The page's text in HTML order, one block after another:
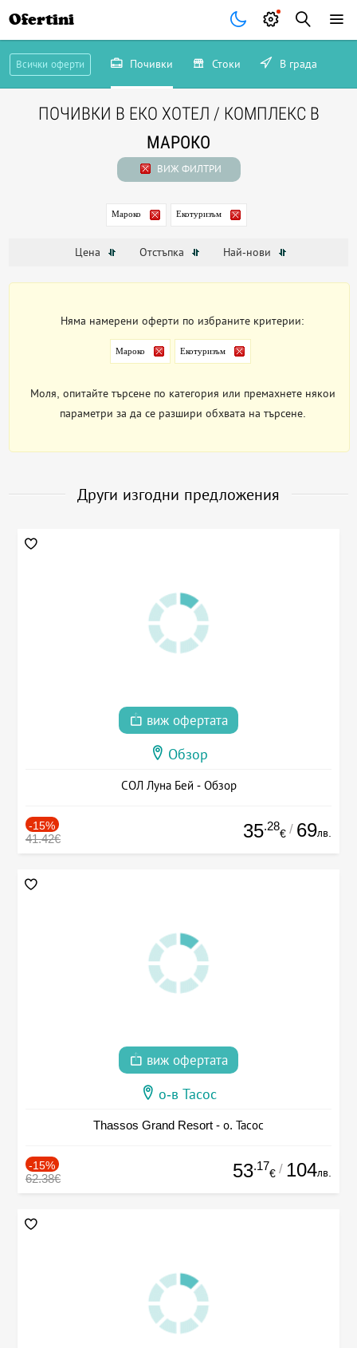
Ofertini
Всички оферти Почивки Стоки В града
ПОЧИВКИ В ЕКО ХОТЕЛ / КОМПЛЕКС В
МАРОКО
ВИЖ ФИЛТРИ
Мароко Екотуризъм
Цена Отстъпка Най-нови
Няма намерени оферти по избраните критерии:
Мароко Екотуризъм
Моля, опитайте търсене по категория или премахнете някои
параметри за да се разшири обхвата на търсене.
Други изгодни предложения
виж офертата
Обзор
СОЛ Луна Бей - Обзор
-15%
41.42€ 35.28
€ / 69лв.
виж офертата
о-в Тасос
Thassos Grand Resort - о. Тасос
-15%
62.38€ 53.17
€ / 104лв.